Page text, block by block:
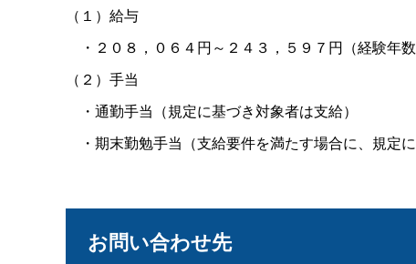
（１）給与
・２０８，０６４円～２４３，５９７円（経験年数
（２）手当
・通勤手当（規定に基づき対象者は支給）
・期末勤勉手当（支給要件を満たす場合に、規定に
お問い合わせ先